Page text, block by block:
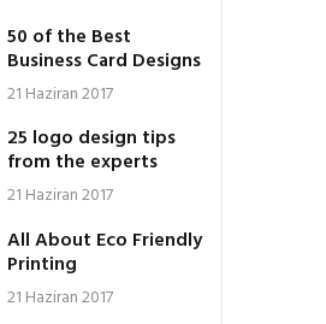
50 of the Best
Business Card Designs
21 Haziran 2017
25 logo design tips
from the experts
21 Haziran 2017
All About Eco Friendly
Printing
21 Haziran 2017